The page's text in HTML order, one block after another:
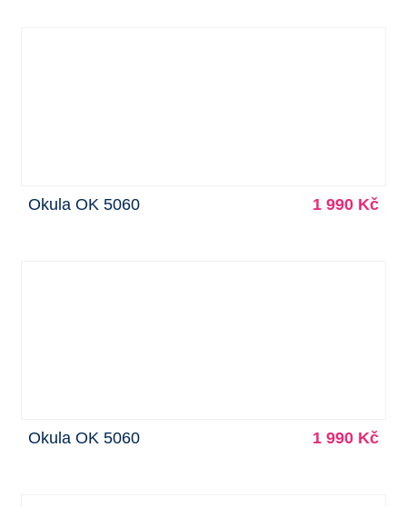
Okula OK 5060 1 990 Kč
Okula OK 5060 1 990 Kč